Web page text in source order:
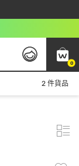
0
2 件貨品